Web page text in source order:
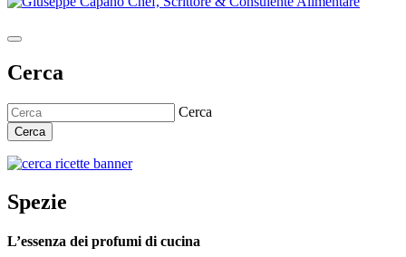
Cerca
Cerca
Cerca
Spezie
L’essenza dei profumi di cucina